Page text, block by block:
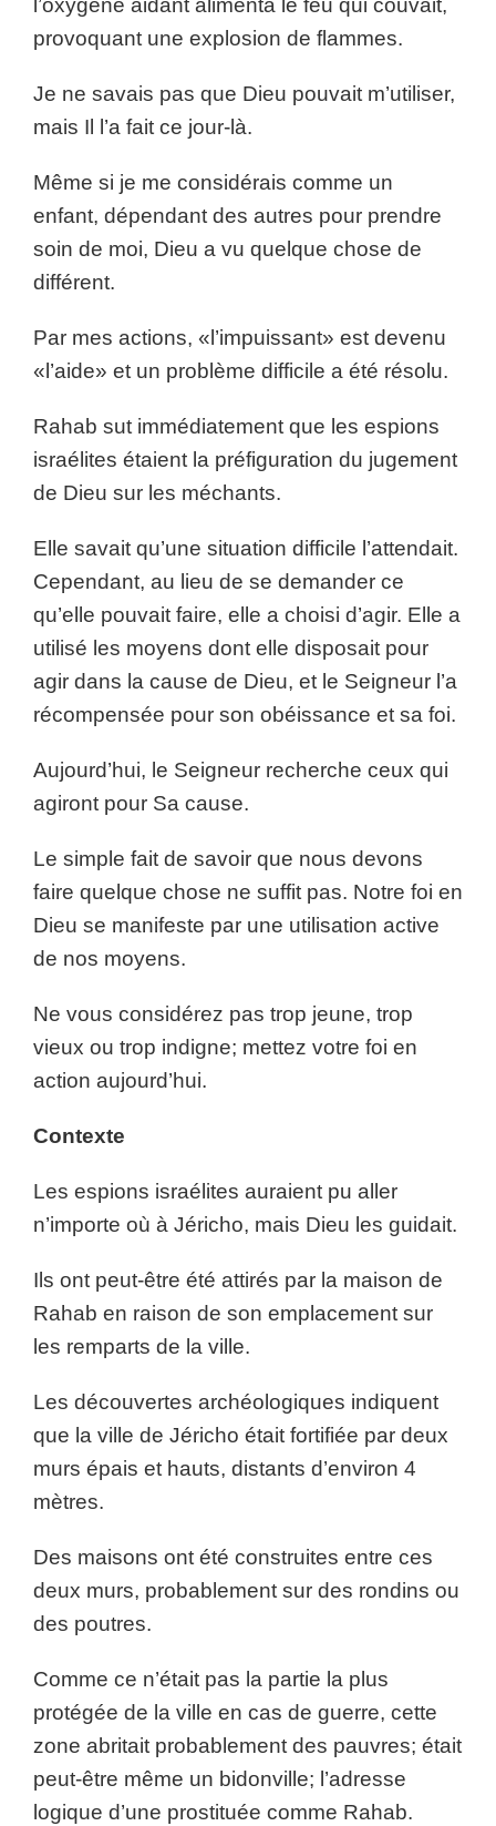
l’oxygène aidant alimenta le feu qui couvait,
provoquant une explosion de flammes.
Je ne savais pas que Dieu pouvait m’utiliser,
mais Il l’a fait ce jour-là.
Même si je me considérais comme un
enfant, dépendant des autres pour prendre
soin de moi, Dieu a vu quelque chose de
différent.
Par mes actions, «l’impuissant» est devenu
«l’aide» et un problème difficile a été résolu.
Rahab sut immédiatement que les espions
israélites étaient la préfiguration du jugement
de Dieu sur les méchants.
Elle savait qu’une situation difficile l’attendait.
Cependant, au lieu de se demander ce
qu’elle pouvait faire, elle a choisi d’agir. Elle a
utilisé les moyens dont elle disposait pour
agir dans la cause de Dieu, et le Seigneur l’a
récompensée pour son obéissance et sa foi.
Aujourd’hui, le Seigneur recherche ceux qui
agiront pour Sa cause.
Le simple fait de savoir que nous devons
faire quelque chose ne suffit pas. Notre foi en
Dieu se manifeste par une utilisation active
de nos moyens.
Ne vous considérez pas trop jeune, trop
vieux ou trop indigne; mettez votre foi en
action aujourd’hui.
Contexte
Les espions israélites auraient pu aller
n’importe où à Jéricho, mais Dieu les guidait.
Ils ont peut-être été attirés par la maison de
Rahab en raison de son emplacement sur
les remparts de la ville.
Les découvertes archéologiques indiquent
que la ville de Jéricho était fortifiée par deux
murs épais et hauts, distants d’environ 4
mètres.
Des maisons ont été construites entre ces
deux murs, probablement sur des rondins ou
des poutres.
Comme ce n’était pas la partie la plus
protégée de la ville en cas de guerre, cette
zone abritait probablement des pauvres; était
peut-être même un bidonville; l’adresse
logique d’une prostituée comme Rahab.